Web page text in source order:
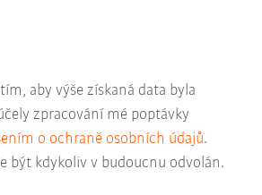
aby výše získaná data byla
zpracování mé poptávky
o ochraně osobních údajů.
být kdykoliv v budoucnu odvolán.